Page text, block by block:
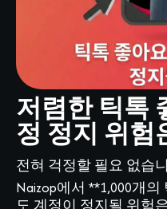
저렴한 틱톡
정 정지 위험
전혀 걱정할 필요 없습
Naizop에서 **1,000개
도 계정이 정지될 위험